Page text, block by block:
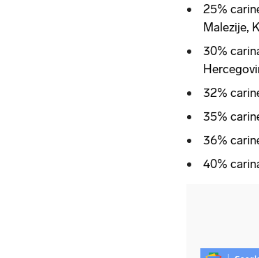
25%
Malezije,
30%
32%
35%
36%
40%